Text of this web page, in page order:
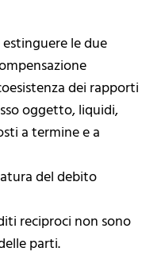
le due
dei rapporti
oggetto, liquidi,
a termine e a
del debito
reciproci non sono
parti.